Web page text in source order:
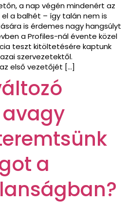
a nap végén mindenért az
a balhét – így talán nem is
is érdemes nagy hangsúlyt
a Profiles-nál évente közel
teszt kitöltetésére kaptunk
szervezetektől.
első vezetőjét […]
a